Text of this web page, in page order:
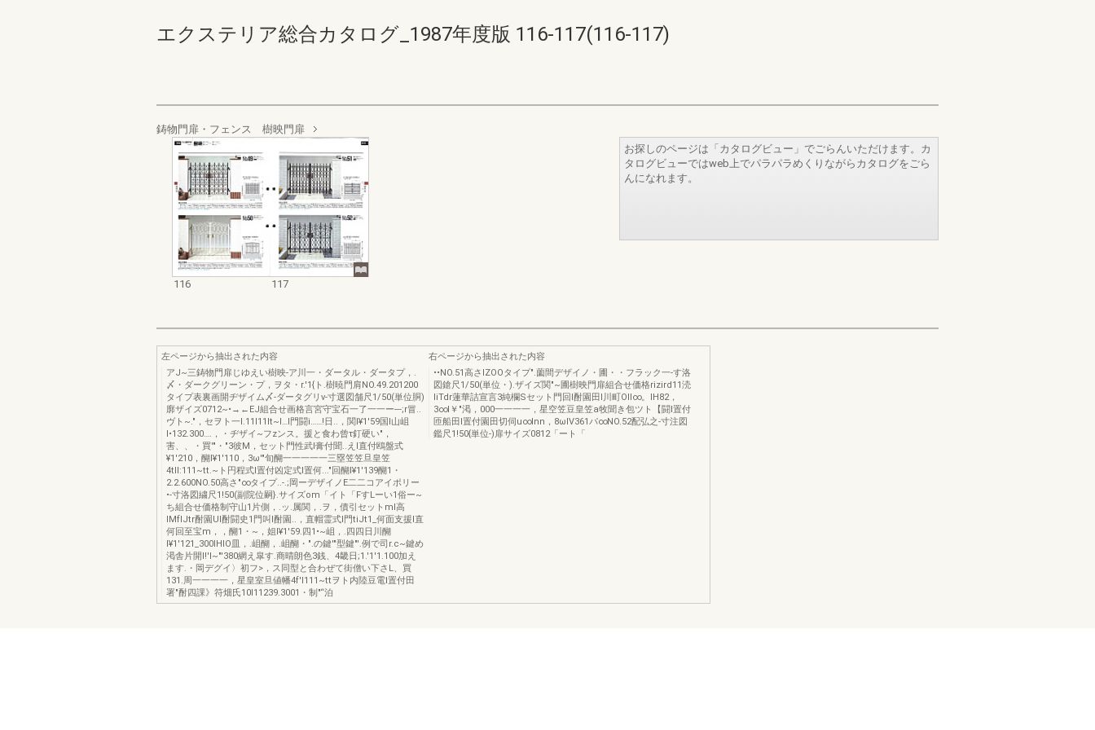
エクステリア総合カタログ_1987年度版 116-117(116-117)
鋳物門扉・フェンス 樹映門扉
116 117
お探しのページは「カタログビュー」でごらんいただけます。カ
タログビューではweb上でパラパラめくりながらカタログをごら
んになれます。
左ページから抽出された内容
アJ~三鋳物門扉じゆえい樹映-ア川一・ダータル・ダータプ，.
〆・ダークグリーン・プ，ヲタ・r.'1{ト.樹暁門肩NO.49.201200
タイプ表裏画開ヂザイム〆-ダータグリν-寸選図舗尺1/50(単位胴)
廓ザイズ0712~•→←EJ組合せ画格言宮守宝石一了一一ー---;r冒..
ヴト~."，セヲト一I.11I11lt~I…l門闘i……!日..，関I¥1'59国l山岨
I•132.300….，・ヂザイ~フzンス。援と食わ曾τ釘硬い"，
害、、・買'"・"3彼M，セット門性武l膏付聞..えl直付鴎盤式
¥1'210，醐I¥1'110，3ω'"旬醐一一一一一三塁笠笠旦皇笠
4tlI:111~tt.~ト円程式l置付凶定式l置何..."回醐I¥1'139醐1・
2.2.600NO.50高さ"∞タイプ..-.;岡ーデザイノE二二コアイポリー
•-寸洛図繍尺1!50(副院位嗣}.サイズom「イト「FすLーい1俗ー~
ち組合せ価格制守山1片側，.ッ.属関，.ヲ，債引セットml高
IMfIJtr酎園UI酎闘史1門叫l酎園..，直帽霊式l門tiJt1_何面支援l直
何回至宝m，，醐1・~，姐I¥1'59.四1•~岨，.四四日川醐
I¥1'121_300IHIO皿，.岨醐，.岨醐・".の鍵'"型鍵"'.例で司r.c~鍵め
渇舎片開I!'I~"'380網え皐す.商晴朗色3銭、4畿日;1.'1'1.100加え
ます.・岡デグイ〉初フ>，ス同型と合わぜて街僧い下さL、買
131.周一一一一，星皇室旦値幡4f'l111~ttヲト内陸豆電l置付田
署"酎四課》符畑氏10I11239.3001・制"“泊
右ページから抽出された内容
••NO.51高さIZOOタイプ".薗間デザイノ・圃・・フラック一-す洛
図鎗尺1/50(単位・).ザイズ関"~圃樹映門扉組合せ価格rizird11涜
liTdr蓮華詰宣言3純欄Sセット門回l酎園田l川町Oll∞。IH82，
3∞l￥"渇，000一一一一，星空笠豆皇笠a牧聞き包ツト【闘l置付
匝船田l置付園田切伺u∞Inn，8ωIV361パ∞NO.52配弘之-寸注図
鑑尺1!50{単位-)扉サイズ0812「ート「